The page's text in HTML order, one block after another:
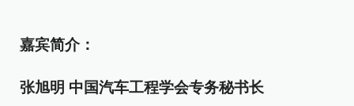
嘉宾简介：
张旭明 中国汽车工程学会专务秘书长